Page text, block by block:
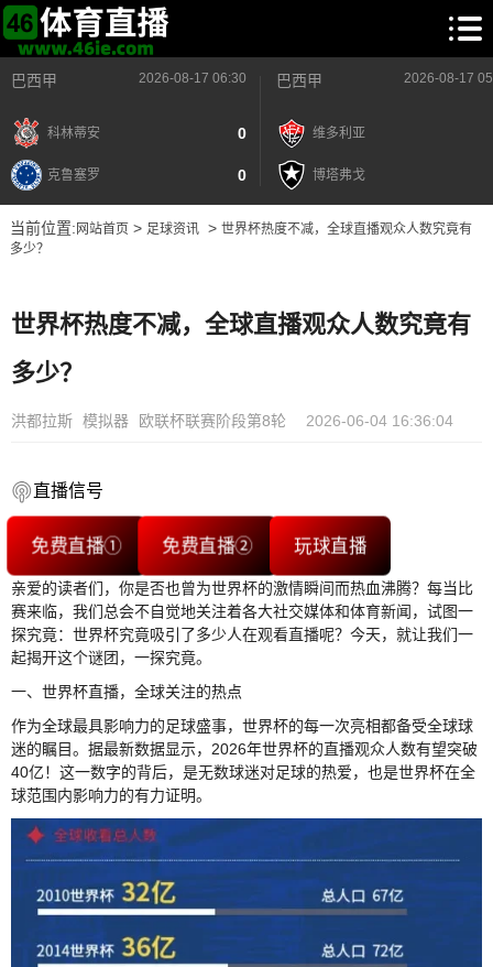
巴西甲 2026-08-17 06:30
科林蒂安 0
克鲁塞罗 0
巴西甲 2026-08-17
维多利亚
博塔弗戈
当前位置: 网站首页> 足球资讯> 世界杯热度不减，全球直播观众人数究竟有
多少？
世界杯热度不减，全球直播观众人数究竟有
多少？
洪都拉斯 模拟器 欧联杯联赛阶段第8轮 2026-06-04 16:36:04
直播信号
免费直播① 免费直播② 玩球直播
亲爱的读者们，你是否也曾为世界杯的激情瞬间而热血沸腾？每当比
赛来临，我们总会不自觉地关注着各大社交媒体和体育新闻，试图一
探究竟：世界杯究竟吸引了多少人在观看直播呢？今天，就让我们一
起揭开这个谜团，一探究竟。
一、世界杯直播，全球关注的热点
作为全球最具影响力的足球盛事，世界杯的每一次亮相都备受全球球
迷的瞩目。据最新数据显示，2026年世界杯的直播观众人数有望突破
40亿！这一数字的背后，是无数球迷对足球的热爱，也是世界杯在全
球范围内影响力的有力证明。